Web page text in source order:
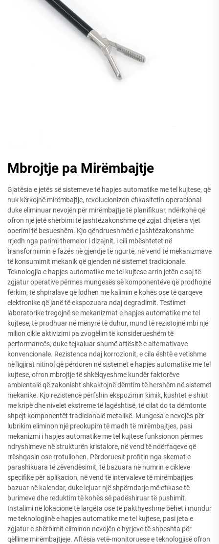
Mbrojtje pa Mirëmbajtje
Gjatësia e jetës së sistemeve të hapjes automatike me tel kujtese, që
nuk kërkojnë mirëmbajtje, revolucionizon efikasitetin operacional
duke eliminuar nevojën për mirëmbajtje të planifikuar, ndërkohë që
ofron një jetë shërbimi të jashtëzakonshme që zgjat dhjetëra vjet
operimi të besueshëm. Kjo qëndrueshmëri e jashtëzakonshme
rrjedh nga parimi themelor i dizajnit, i cili mbështetet në
transformimin e fazës në gjendje të ngurtë, në vend të mekanizmave
të konsumimit mekanik që gjenden në sistemet tradicionale.
Teknologjia e hapjes automatike me tel kujtese arrin jetën e saj të
zgjatur operative përmes mungesës së komponentëve që prodhojnë
fërkim, të shpiralave që lodhen me kalimin e kohës ose të qarqeve
elektronike që janë të ekspozuara ndaj degradimit. Testimet
laboratorike tregojnë se mekanizmat e hapjes automatike me tel
kujtese, të prodhuar në mënyrë të duhur, mund të rezistojnë mbi një
milion cikle aktivizimi pa zvogëlim të konsiderueshëm të
performancës, duke tejkaluar shumë aftësitë e alternativave
konvencionale. Rezistenca ndaj korrozionit, e cila është e vetishme
në ligjirat nitinol që përdoren në sistemet e hapjes automatike me tel
kujtese, ofron mbrojtje të shkëlqyeshme kundër faktorëve
ambientalë që zakonisht shkaktojnë dëmtim të hershëm në sistemet
mekanike. Kjo rezistencë përfshin ekspozimin kimik, kushtet e shiut
me kripë dhe nivelet ekstreme të lagështisë, të cilat do ta dëmtonte
shpejt komponentët tradicionalë metalikë. Mungesa e nevojës për
lubrikim eliminon një preokupim të madh të mirëmbajtjes, pasi
mekanizmi i hapjes automatike me tel kujtese funksionon përmes
ndryshimeve në strukturën kristalore, në vend të ndërfaqeve që
rrëshqasin ose rrotullohen. Përdoruesit profitin nga skemat e
parashikuara të zëvendësimit, të bazuara në numrin e cikleve
specifike për aplikacion, në vend të intervaleve të mirëmbajtjes
bazuar në kalendar, duke lejuar një shpërndarje më efikase të
burimeve dhe reduktim të kohës së padëshiruar të pushimit.
Instalimi në lokacione të largëta ose të pakthyeshme bëhet i mundur
me teknologjinë e hapjes automatike me tel kujtese, pasi jeta e
zgjatur e shërbimit eliminon nevojën e hyrjeve të shpeshta për
qëllime mirëmbajtjeje. Aftësia vetë-monitoruese e teknologjisë ofron